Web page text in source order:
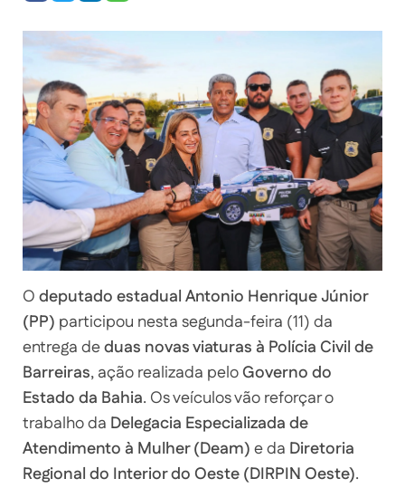
Odeputado estadual Antonio Henrique Júnior
(PP) participou nesta segunda-feira (11) da
entrega deduas novas viaturas à Polícia Civil de
Barreiras, ação realizada peloGoverno do
Estado da Bahia. Os veículos vão reforçar o
trabalho da Delegacia Especializada de
Atendimento à Mulher (Deam)e da Diretoria
Regional do Interior do Oeste (DIRPIN Oeste).